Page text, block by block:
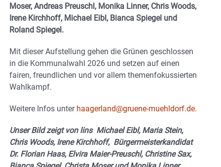
Moser, Andreas Preuschl, Monika Linner, Chris Woods,
Irene Kirchhoff, Michael Eibl, Bianca Spiegel und
Roland Spiegel.
Mit dieser Aufstellung gehen die Grünen geschlossen
in die Kommunalwahl 2026 und setzen auf einen
fairen, freundlichen und vor allem themenfokussierten
Wahlkampf.
Weitere Infos unter haagerland@gruene-muehldorf.de.
Unser Bild zeigt von lins Michael Eibl, Maria Stein,
Chris Woods, Irene Kirchhoff, Bürgermeisterkandidat
Dr. Florian Haas, Elvira Maier-Preuschl, Christine Sax,